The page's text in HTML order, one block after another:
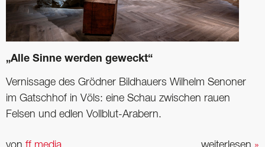
„Alle Sinne werden geweckt“
Vernissage des Grödner Bildhauers Wilhelm Senoner
im Gatschhof in Völs: eine Schau zwischen rauen
Felsen und edlen Vollblut-Arabern.